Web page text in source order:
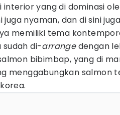
yang di dominasi
juga nyaman, dan di sini
memiliki tema
di-arrangedengan
bibimbap, yang di
menggabungkan salmon